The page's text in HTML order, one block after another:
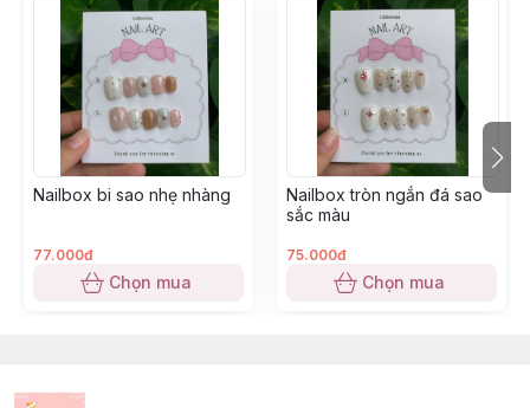
Nailbox bi sao nhẹ nhàng
77.000đ
Chọn mua
Nailbox tròn ngắn đá sao
sắc màu
75.000đ
Chọn mua